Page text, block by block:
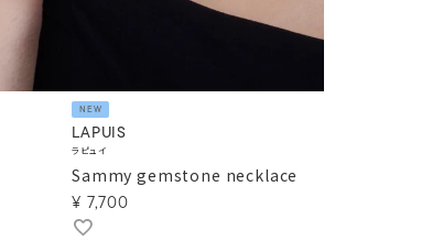
NEW
LAPUIS
ラピュイ
Sammy gemstone necklace
¥ 7,700